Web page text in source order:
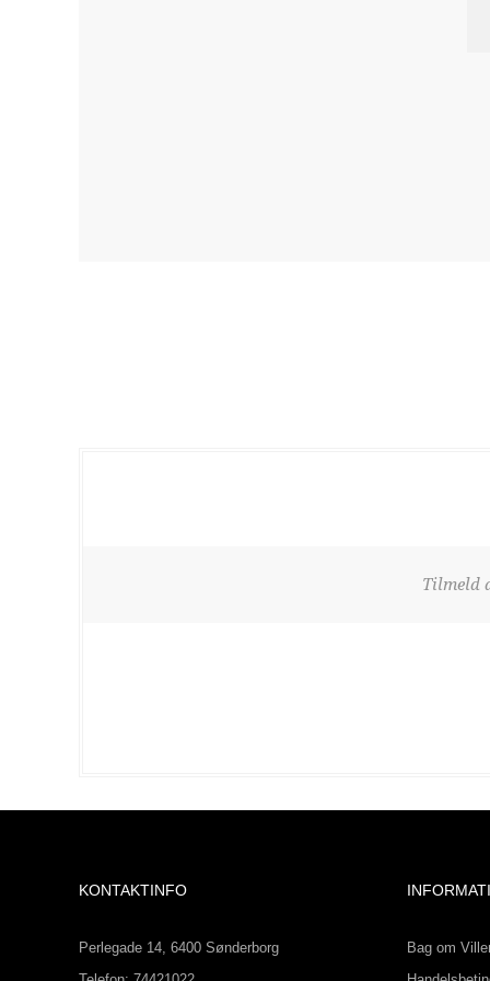
Tilmeld
KONTAKTINFO
Perlegade 14, 6400 Sønderborg
Bag om